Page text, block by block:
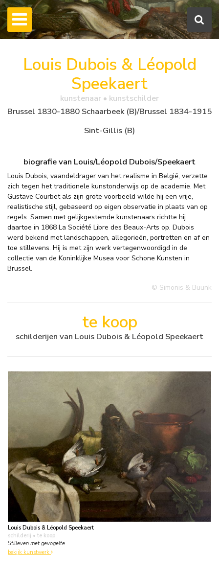
Louis Dubois & Léopold
Speekaert
kunstenaar • kunstschilder
Brussel 1830-1880 Schaarbeek (B)/Brussel 1834-1915
Sint-Gillis (B)
biografie van Louis/Léopold Dubois/Speekaert
Louis Dubois, vaandeldrager van het realisme in België, verzette
zich tegen het traditionele kunstonderwijs op de academie. Met
Gustave Courbet als zijn grote voorbeeld wilde hij een vrije,
realistische stijl, gebaseerd op eigen observatie in plaats van op
regels. Samen met gelijkgestemde kunstenaars richtte hij
daartoe in 1868 La Société Libre des Beaux-Arts op. Dubois
werd bekend met landschappen, allegorieën, portretten en af en
toe stillevens. Hij is met zijn werk vertegenwoordigd in de
collectie van de Koninklijke Musea voor Schone Kunsten in
Brussel.
© Simonis & Buunk
te koop
schilderijen van Louis Dubois & Léopold Speekaert
Louis Dubois & Léopold Speekaert
schilderij • te koop
Stilleven met gevogelte
bekijk kunstwerk